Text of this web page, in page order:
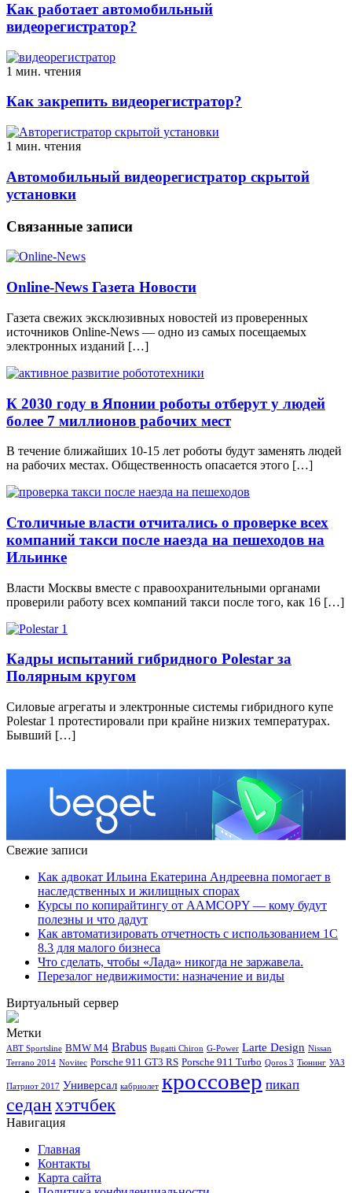
Как работает автомобильный
видеорегистратор?
1 мин. чтения
Как закрепить видеорегистратор?
1 мин. чтения
Автомобильный видеорегистратор скрытой
установки
Связанные записи
Online-News Газета Новости
Газета свежих эксклюзивных новостей из проверенных
источников Online-News — одно из самых посещаемых
электронных изданий […]
К 2030 году в Японии роботы отберут у людей
более 7 миллионов рабочих мест
В течение ближайших 10-15 лет роботы будут заменять людей
на рабочих местах. Общественность опасается этого […]
Столичные власти отчитались о проверке всех
компаний такси после наезда на пешеходов на
Ильинке
Власти Москвы вместе с правоохранительными органами
проверили работу всех компаний такси после того, как 16 […]
Кадры испытаний гибридного Polestar за
Полярным кругом
Силовые агрегаты и электронные системы гибридного купе
Polestar 1 протестировали при крайне низких температурах.
Бывший […]
Свежие записи
Как адвокат Ильина Екатерина Андреевна помогает в
наследственных и жилищных спорах
Курсы по копирайтингу от AAMCOPY — кому будут
полезны и что дадут
Как автоматизировать отчетность с использованием 1С
8.3 для малого бизнеса
Что сделать, чтобы «Лада» никогда не заржавела.
Перезалог недвижимости: назначение и виды
Виртуальный сервер
Метки
ABT Sportsline BMW M4 Brabus Bugatti Chiron G-Power Larte Design Nissan
Terrano 2014 Novitec Porsche 911 GT3 RS Porsche 911 Turbo Qoros 3 Тюнинг УАЗ
Патриот 2017 Универсал кабриолет кроссовер пикап
седанхэтчбек
Навигация
Главная
Контакты
Карта сайта